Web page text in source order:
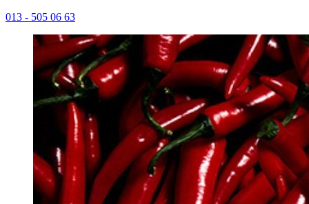
013 - 505 06 63